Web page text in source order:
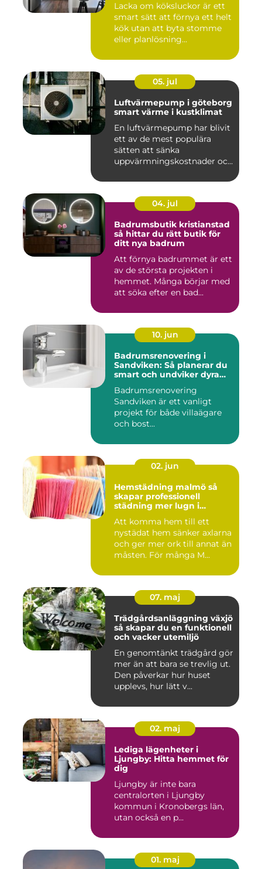
Lacka om köksluckor är ett
smart sätt att förnya ett helt
kök utan att byta stomme
eller planlösning...
05. jul
Luftvärmepump i göteborg
smart värme i kustklimat
En luftvärmepump har blivit
ett av de mest populära
sätten att sänka
uppvärmningskostnader och
04. jul
Badrumsbutik kristianstad
så hittar du rätt butik för
ditt nya badrum
Att förnya badrummet är ett
av de största projekten i
hemmet. Många börjar med
att söka efter en bad...
10. jun
Badrumsrenovering i
Sandviken: Så planerar du
smart och undviker dyra
Badrumsrenovering
Sandviken är ett vanligt
projekt för både villaägare
och bost...
02. jun
Hemstädning malmö så
skapar professionell
städning mer lugn i
Att komma hem till ett
nystädat hem sänker axlarna
och ger mer ork till annat än
måsten. För många M...
07. maj
Trädgårdsanläggning växjö
så skapar du en funktionell
och vacker utemiljö
En genomtänkt trädgård gör
mer än att bara se trevlig ut.
Den påverkar hur huset
upplevs, hur lätt v...
02. maj
Lediga lägenheter i
Ljungby: Hitta hemmet för
dig
Ljungby är inte bara
centralorten i Ljungby
kommun i Kronobergs län,
utan också en p...
01. maj